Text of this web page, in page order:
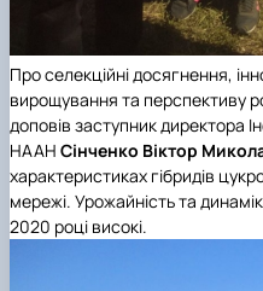
Про селекційні досягнення,
вирощування та перспективу
доповів заступник директора
НААН Сінченко Віктор
характеристиках гібридів
мережі. Урожайність та
2020 році високі.